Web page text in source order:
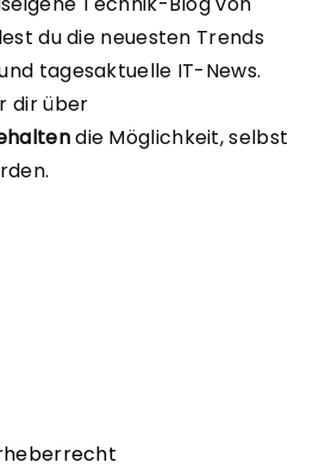
du die neuesten Trends
tagesaktuelle IT-News.
dir über
die Möglichkeit, selbst